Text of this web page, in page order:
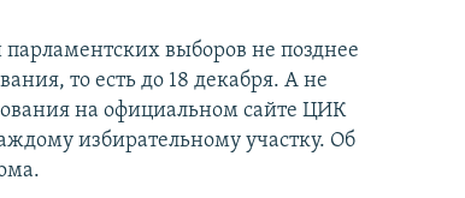
выборов не позднее
то есть до 18 декабря. А не
на официальном сайте ЦИК
избирательному участку. Об